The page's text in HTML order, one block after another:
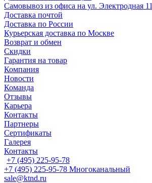
Самовывоз из офиса на ул. Электродная 11
Доставка почтой
Доставка по России
Курьерская доставка по Москве
Возврат и обмен
Скидки
Гарантия на товар
Компания
Новости
Команда
Отзывы
Карьера
Контакты
Партнеры
Сертификаты
Галерея
Контакты
+7 (495) 225-95-78
+7 (495) 225-95-78 Многоканальный
sale@ktnd.ru